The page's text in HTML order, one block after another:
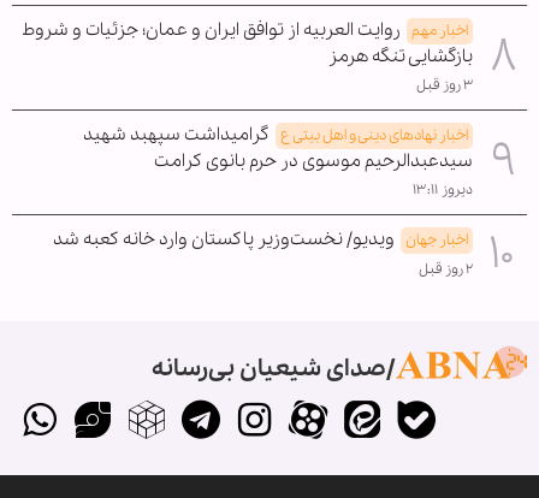
اخبار مهم روایت العربیه از توافق ایران و عمان؛ جزئیات و شروط
بازگشایی تنگه هرمز
۳ روز قبل
اخبار نهادهای دینی و اهل بیتی ع گرامیداشت سپهبد شهید
سیدعبدالرحیم موسوی در حرم بانوی کرامت
دیروز ۱۳:۱۱
اخبار جهان ویدیو/ نخست‌وزیر پاکستان وارد خانه کعبه شد
۲ روز قبل
صدای شیعیان بی‌رسانه